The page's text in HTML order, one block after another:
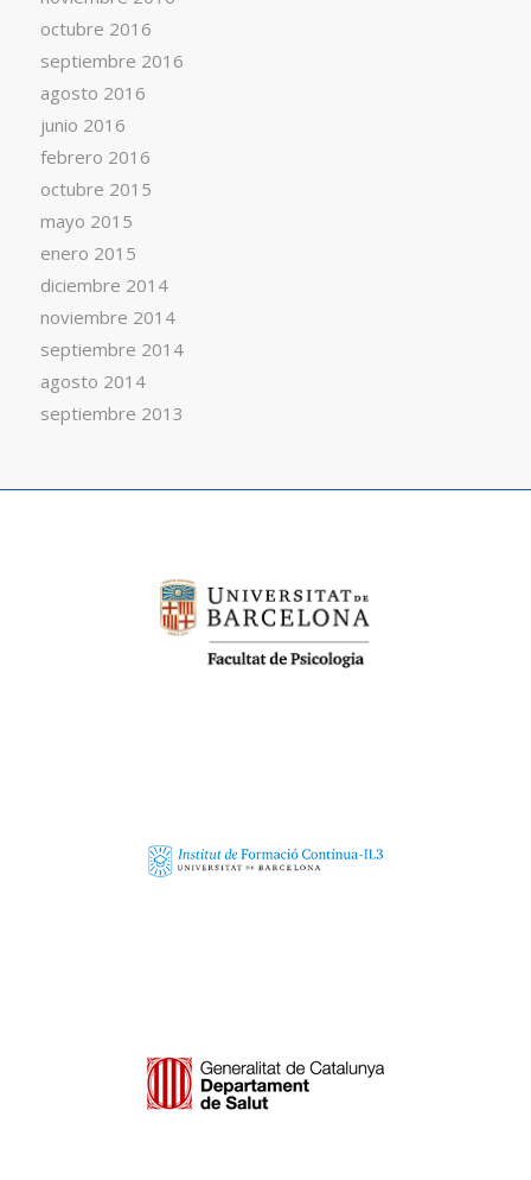
octubre 2016
septiembre 2016
agosto 2016
junio 2016
febrero 2016
octubre 2015
mayo 2015
enero 2015
diciembre 2014
noviembre 2014
septiembre 2014
agosto 2014
septiembre 2013